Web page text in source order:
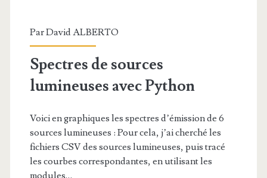
ParDavid ALBERTO
Spectres de sources
lumineuses avec Python
Voici en graphiques les spectres d’émission de 6
sources lumineuses : Pour cela, j’ai cherché les
fichiers CSV des sources lumineuses, puis tracé
les courbes correspondantes, en utilisant les
modules…